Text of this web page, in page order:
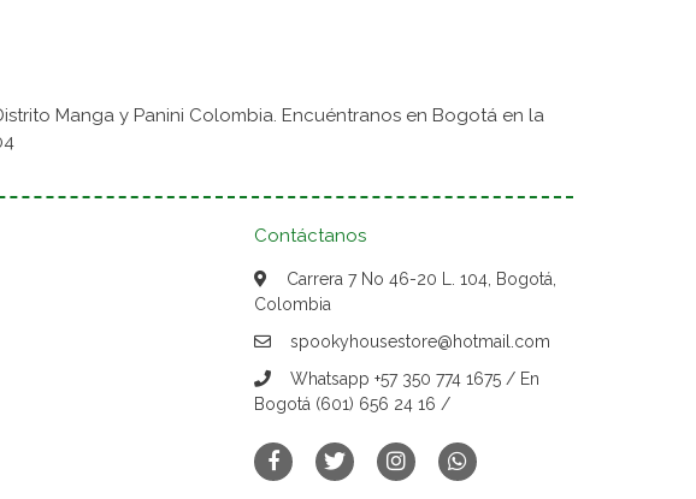
Manga y Panini Colombia. Encuéntranos en Bogotá en la
Contáctanos
Carrera 7 No 46-20 L. 104, Bogotá,
Colombia
spookyhousestore@hotmail.com
Whatsapp +57 350 774 1675 / En
Bogotá (601) 656 24 16 /